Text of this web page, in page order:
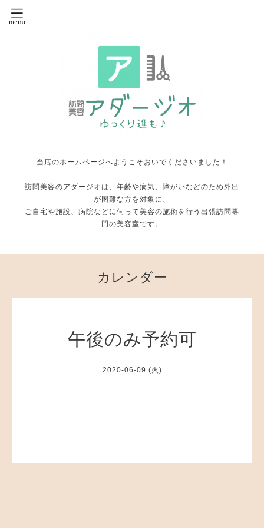
当店のホームページへようこそおいでくださいました！
訪問美容のアダージオは、年齢や病気、障がいなどのため外出
が困難な方を対象に、
ご自宅や施設、病院などに伺って美容の施術を行う出張訪問専
門の美容室です。
カレンダー
午後のみ予約可
2020-06-09 (火)